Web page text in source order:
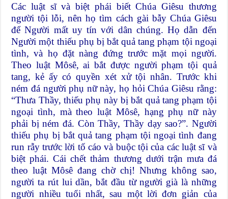
Các luật sĩ và biệt phái biết Chúa Giêsu thương
người tội lỗi, nên họ tìm cách gài bẫy Chúa Giêsu
để Người mất uy tín với dân chúng. Họ dẫn đến
Người một thiếu phụ bị bắt quả tang phạm tội ngoại
tình, và họ đặt nàng đứng trước mặt mọi người.
Theo luật Môsê, ai bắt được người phạm tội quả
tang, kẻ ấy có quyền xét xử tội nhân. Trước khi
ném đá người phụ nữ này, họ hỏi Chúa Giêsu rằng:
“Thưa Thầy, thiếu phụ này bị bắt quả tang phạm tội
ngoại tình, mà theo luật Môsê, hạng phụ nữ này
phải bị ném đá. Còn Thầy, Thầy dạy sao?”. Người
thiếu phụ bị bắt quả tang phạm tội ngoại tình đang
run rẫy trước lời tố cáo và buộc tội của các luật sĩ và
biệt phái. Cái chết thảm thương dưới trận mưa đá
theo luật Môsê đang chờ chị! Nhưng không sao,
người ta rút lui dần, bắt đầu từ người già là những
người nhiều tuổi nhất, sau một lời đơn giản của